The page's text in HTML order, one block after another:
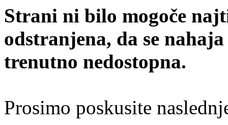
Strani ni bilo mogoče
odstranjena, da se
trenutno nedostopna.
Prosimo poskusite